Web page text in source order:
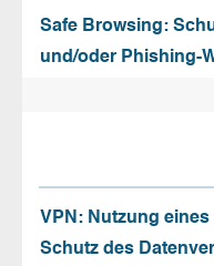
Safe Browsing:
und/oder Phishing-
VPN: Nutzung
Schutz des